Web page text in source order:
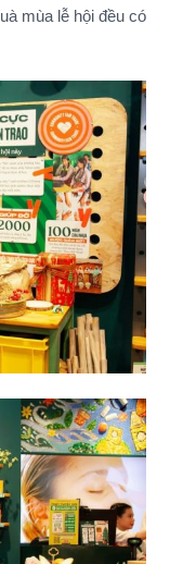
mùa lễ hội đều có